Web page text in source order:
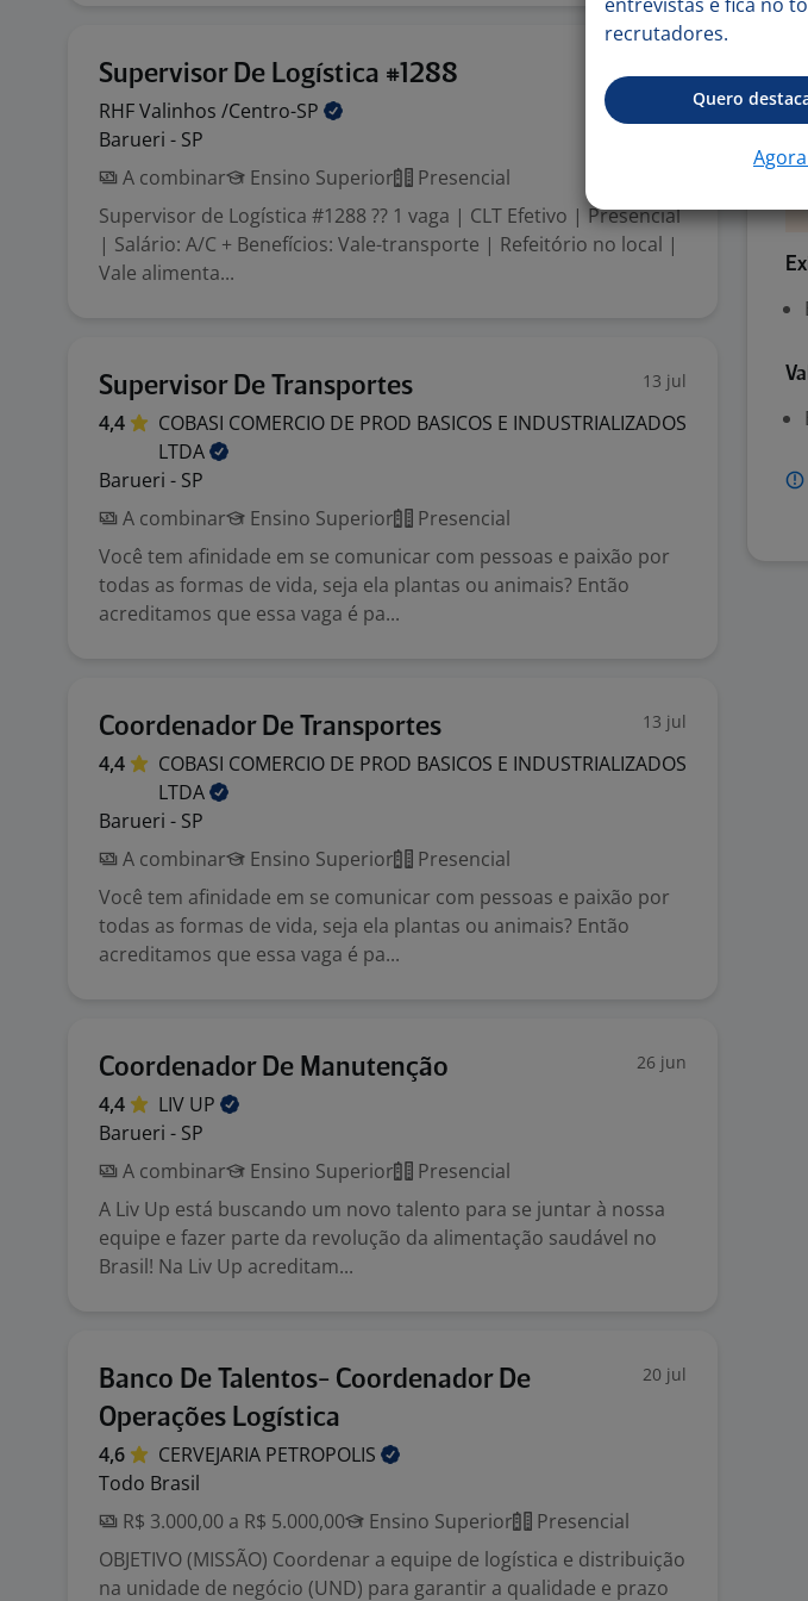
Supervisor De Logística #1288
RHF Valinhos /Centro-SP
Barueri - SP
A combinar
Ensino Superior
Presencial
Supervisor de Logística #1288 ?? 1 vaga | CLT Efetivo | Presencial
| Salário: A/C + Benefícios: Vale-transporte | Refeitório no local |
Vale alimenta...
Supervisor De Transportes 13 jul
4,4
COBASI COMERCIO DE PROD BASICOS E INDUSTRIALIZADOS
LTDA
Barueri - SP
A combinar
Ensino Superior
Presencial
Você tem afinidade em se comunicar com pessoas e paixão por
todas as formas de vida, seja ela plantas ou animais? Então
acreditamos que essa vaga é pa...
Coordenador De Transportes 13 jul
4,4
COBASI COMERCIO DE PROD BASICOS E INDUSTRIALIZADOS
LTDA
Barueri - SP
A combinar
Ensino Superior
Presencial
Você tem afinidade em se comunicar com pessoas e paixão por
todas as formas de vida, seja ela plantas ou animais? Então
acreditamos que essa vaga é pa...
Coordenador De Manutenção 26 jun
4,4 LIV UP
Barueri - SP
A combinar
Ensino Superior
Presencial
A Liv Up está buscando um novo talento para se juntar à nossa
equipe e fazer parte da revolução da alimentação saudável no
Brasil! Na Liv Up acreditam...
Banco De Talentos- Coordenador De
Operações Logística
20 jul
4,6 CERVEJARIA PETROPOLIS
Todo Brasil
R$ 3.000,00 a R$ 5.000,00
Ensino Superior
Presencial
OBJETIVO (MISSÃO) Coordenar a equipe de logística e distribuição
na unidade de negócio (UND) para garantir a qualidade e prazo
recrutadores.
Quero